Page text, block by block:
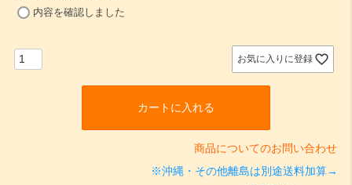
(
内容を確認しました
お気に入りに登録
カートに入れる
商品についてのお問い合わせ
※沖縄・その他離島は別途送料加算→